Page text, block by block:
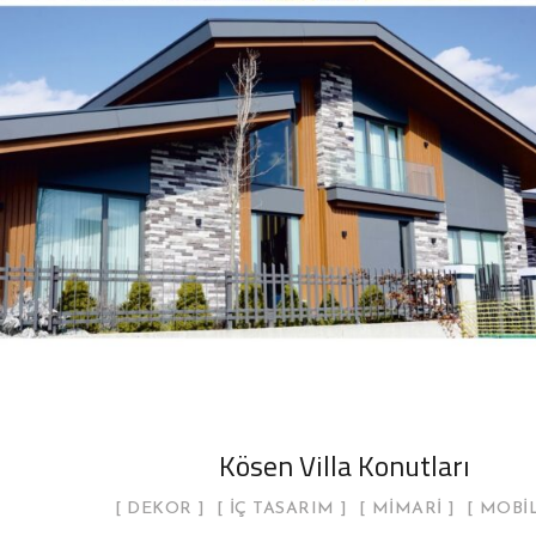
Kösen Villa Konutları
DEKOR İÇ TASARIM MIMARI